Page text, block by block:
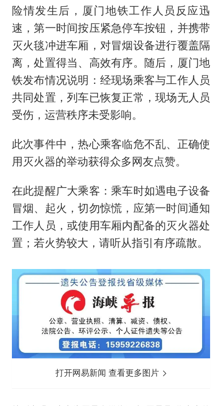
险情发生后，厦门地铁工作人员反应迅
速，第一时间按压紧急停车按钮，并携带
灭火毯冲进车厢，对冒烟设备进行覆盖隔
离，处置得当、高效有序。随后，厦门地
铁发布情况说明：经现场乘客与工作人员
共同处置，列车已恢复正常，现场无人员
受伤，运营秩序未受影响。
此次事件中，热心乘客临危不乱、正确使
用灭火器的举动获得众多网友点赞。
在此提醒广大乘客：乘车时如遇电子设备
冒烟、起火，切勿惊慌，应第一时间通知
工作人员，或使用车厢内配备的灭火器处
置；若火势较大，请听从指引有序疏散。
打开网易新闻 查看更多图片